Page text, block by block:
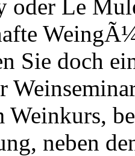
oder Le
Sie doch
Weinkurs,
neben